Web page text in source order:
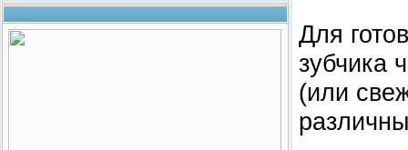
Для
зубчика
(или